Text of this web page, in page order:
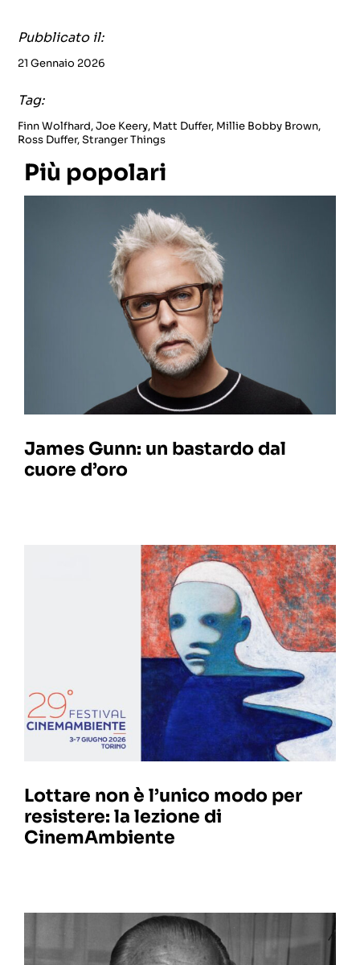
Pubblicato il:
21 Gennaio 2026
Tag:
Finn Wolfhard,Joe Keery, Matt Duffer, Millie Bobby Brown,
Ross Duffer,Stranger Things
Più popolari
James Gunn: un bastardo dal
cuore d’oro
Lottare non è l’unico modo per
resistere: la lezione di
CinemAmbiente